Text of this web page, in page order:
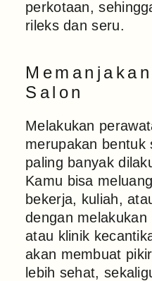
perkotaan,
rileks dan seru.
Salon
Melakukan
merupakan bentuk
paling banyak
Kamu bisa
bekerja, kuliah,
dengan
atau klinik
akan membuat
lebih sehat,